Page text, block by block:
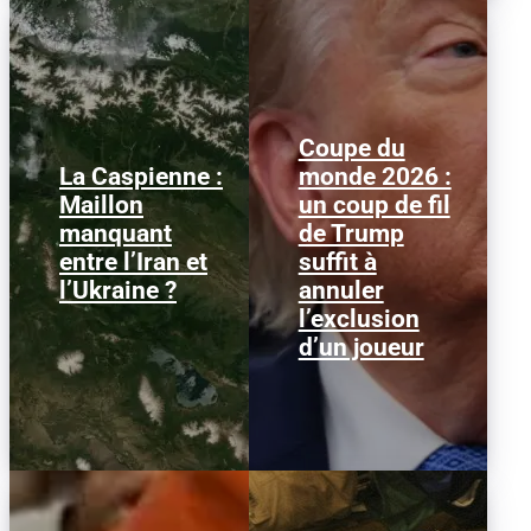
La Caspienne :
Maillon
manquant
entre l’Iran et
l’Ukraine ?
Samedi 25 juillet 2026,
des drones ukrainiens
ont frappé plusieurs
cibles en mer Caspienne,
parmi...
Coupe du
monde 2026 :
un coup de fil
de Trump
suffit à
annuler
l’exclusion
d’un joueur
Le 1er juillet 2026,
l'attaquant américain
Folarin Balogun recevait
un carton rouge
parfaitement...